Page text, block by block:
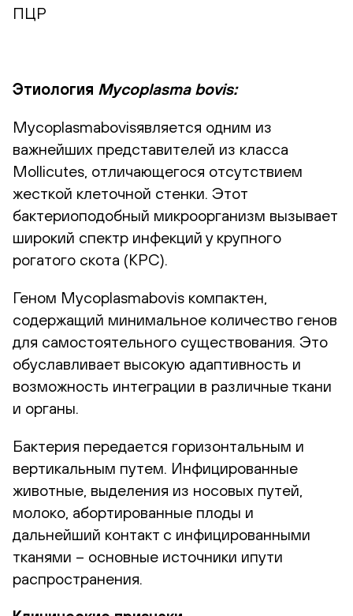
ПЦР
Этиология Mycoplasma bovis:
Mycoplasmabovisявляется одним из
важнейших представителей из класса
Mollicutes, отличающегося отсутствием
жесткой клеточной стенки. Этот
бактериоподобный микроорганизм вызывает
широкий спектр инфекций у крупного
рогатого скота (КРС).
Геном Mycoplasmabovis компактен,
содержащий минимальное количество генов
для самостоятельного существования. Это
обуславливает высокую адаптивность и
возможность интеграции в различные ткани
и органы.
Бактерия передается горизонтальным и
вертикальным путем. Инфицированные
животные, выделения из носовых путей,
молоко, абортированные плоды и
дальнейший контакт с инфицированными
тканями – основные источники ипути
распространения.